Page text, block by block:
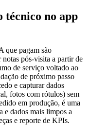
no app
que pagam são
pós-visita a partir de
de serviço voltado ao
de próximo passo
e capturar dados
fotos com rótulos) sem
em produção, é uma
e dados mais limpos a
e reporte de KPIs.